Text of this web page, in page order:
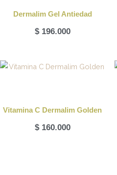
Dermalim Gel Antiedad
$196.000
Vitamina C Dermalim Golden
$160.000